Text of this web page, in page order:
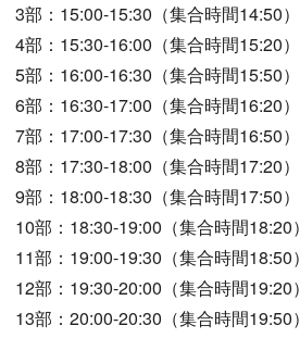
3部：15:00-15:30（集合時間14:50）
4部：15:30-16:00（集合時間15:20）
5部：16:00-16:30（集合時間15:50）
6部：16:30-17:00（集合時間16:20）
7部：17:00-17:30（集合時間16:50）
8部：17:30-18:00（集合時間17:20）
9部：18:00-18:30（集合時間17:50）
10部：18:30-19:00（集合時間18:20）
11部：19:00-19:30（集合時間18:50）
12部：19:30-20:00（集合時間19:20）
13部：20:00-20:30（集合時間19:50）